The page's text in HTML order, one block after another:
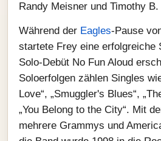
Randy Meisner und Timothy
Während der Eagles-Pause
startete Frey eine erfolgreiche
Solo-Debüt No Fun Aloud
Soloerfolgen zählen Singles
Love“, „Smuggler's Blues“,
„You Belong to the City“. Mit
mehrere Grammys und